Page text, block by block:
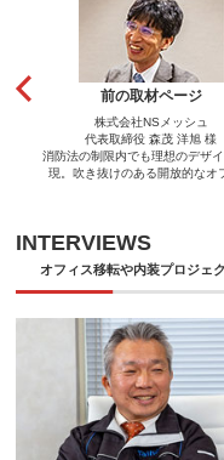
前の取材ページ
株式会社NSメッシュ
代表取締役 森茂 洋旭 様
消防法の制限内でも理想のデザ
現。吹き抜けのある開放的なオ
INTERVIEWS
オフィス移転や内装プロジェ